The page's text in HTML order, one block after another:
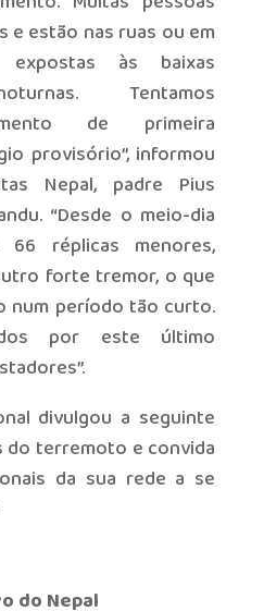
e estão nas ruas ou em
expostas às baixas
Tentamos
de primeira
provisório”, informou
Nepal, padre Pius
“Desde o meio-dia
réplicas menores,
forte tremor, o que
num período tão curto.
por este último
divulgou a seguinte
do terremoto e convida
da sua rede a se
do Nepal